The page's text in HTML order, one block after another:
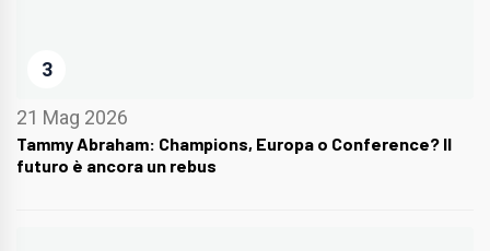
3
21 Mag 2026
Tammy Abraham: Champions, Europa o Conference? Il
futuro è ancora un rebus